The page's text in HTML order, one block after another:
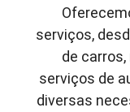
serviços,
de
serviços de
diversas